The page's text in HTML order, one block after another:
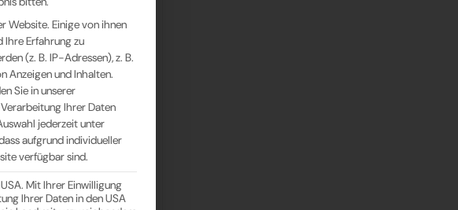
Website. Einige von ihnen
Ihre Erfahrung zu
(z. B. IP-Adressen), z. B.
Anzeigen und Inhalten.
Sie in unserer
Ihrer Daten
jederzeit unter
aufgrund individueller
verfügbar sind.
Mit Ihrer Einwilligung
Ihrer Daten in den USA